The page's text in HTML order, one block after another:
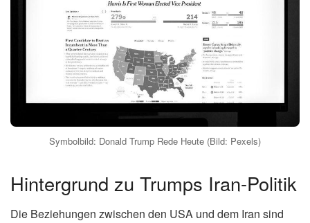
Symbolbild: Donald Trump Rede Heute (Bild: Pexels)
Hintergrund zu Trumps Iran-Politik
Die Beziehungen zwischen den USA und dem Iran sind